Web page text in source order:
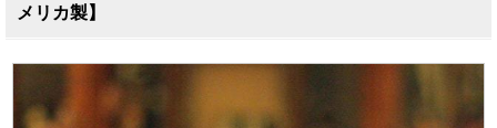
メリカ製】